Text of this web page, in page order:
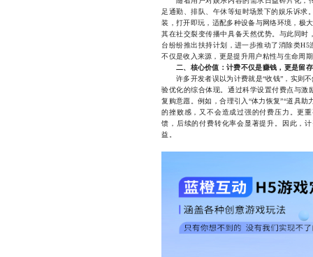
足通勤、排队、午休等短时场景下的娱乐诉
装，打开即玩，适配多种设备与网络环境，极
其在社交裂变传播中具备天然优势。与此同
台纷纷推出扶持计划，进一步推动了消除类
不仅是收入来源，更是提升用户粘性与生命周
二、核心价值：计费不仅是赚钱，更是留存
许多开发者误以为计费就是“收钱”，实则不
验优化的综合体现。通过科学设置付费点与
复购意愿。例如，合理引入“体力恢复”“道具
的挫败感，又不会造成过强的付费压力。更
馈，后续的付费转化率会显著提升。因此，
益。